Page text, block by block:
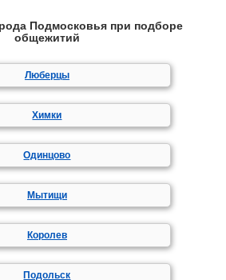
Подмосковья при подборе
общежитий
Люберцы
Химки
Одинцово
Мытищи
Королев
Подольск